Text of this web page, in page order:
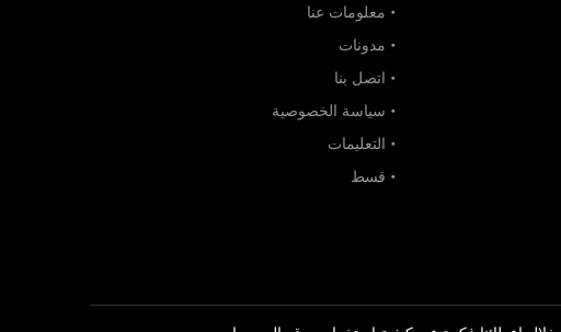
معلومات عنا
مدونات
اتصل بنا
سياسة الخصوصية
التعليمات
قسط